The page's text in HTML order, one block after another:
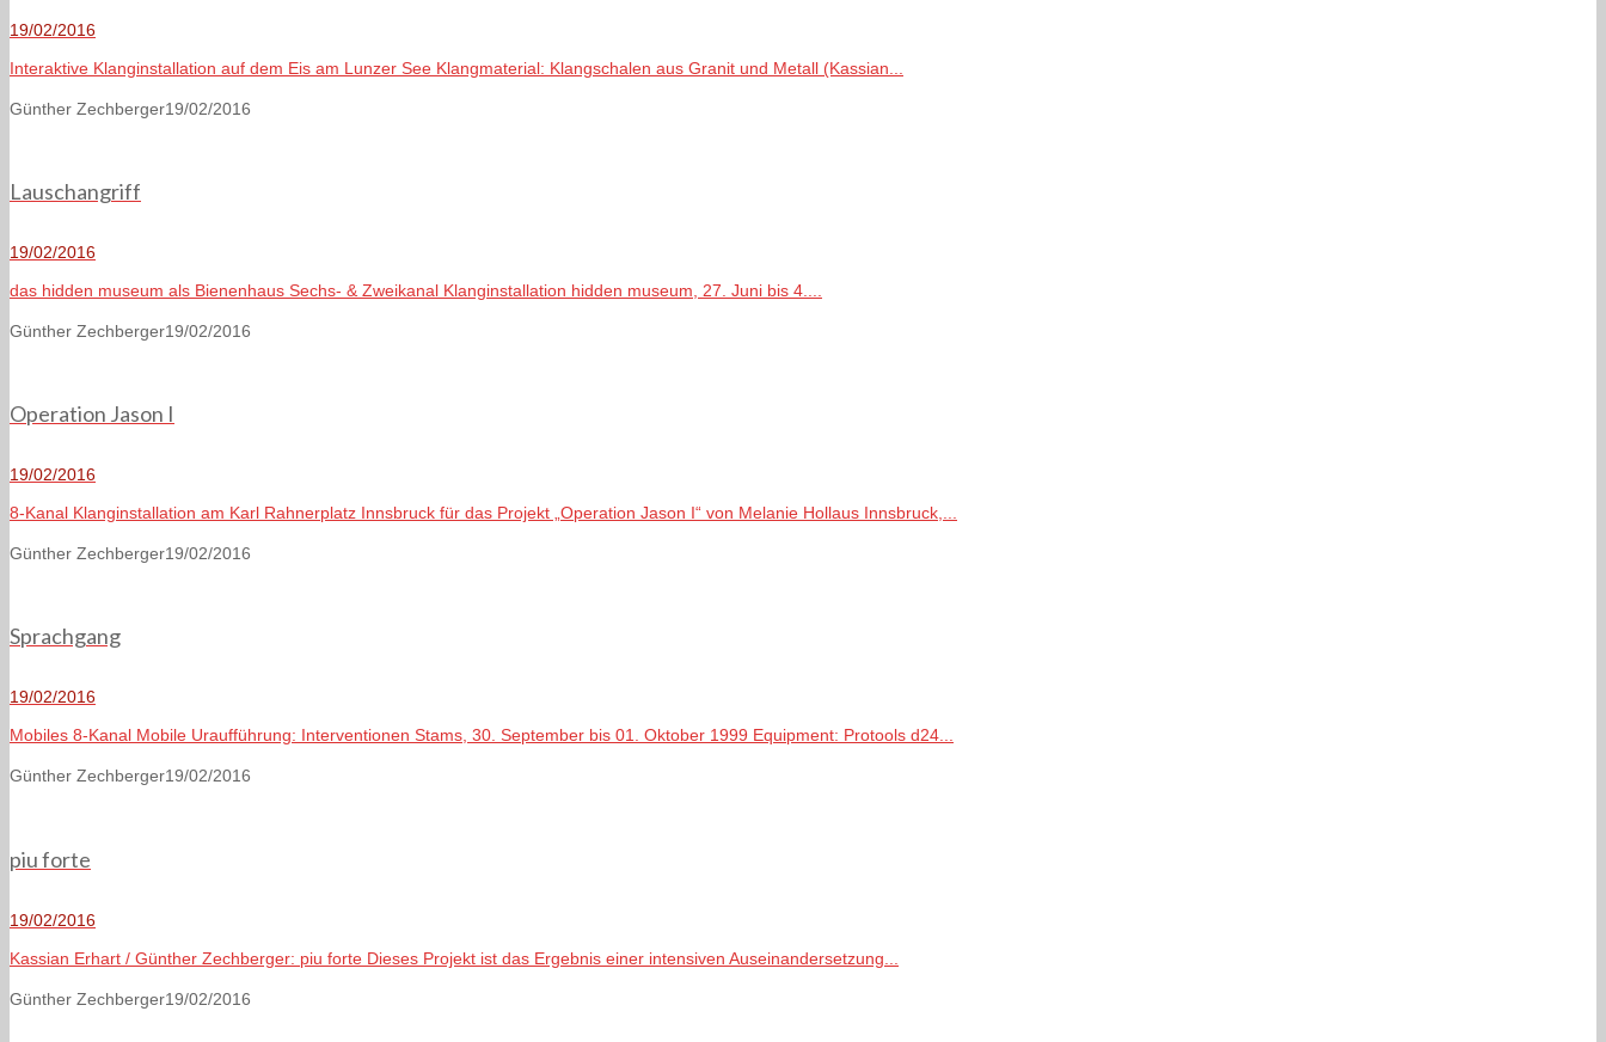
19/02/2016
Interaktive Klanginstallation auf dem Eis am Lunzer See Klangmaterial: Klangschalen aus Granit und Metall (Kassian...
Günther Zechberger19/02/2016
Lauschangriff
19/02/2016
das hidden museum als Bienenhaus Sechs- & Zweikanal Klanginstallation hidden museum, 27. Juni bis 4....
Günther Zechberger19/02/2016
Operation Jason I
19/02/2016
8-Kanal Klanginstallation am Karl Rahnerplatz Innsbruck für das Projekt „Operation Jason I“ von Melanie Hollaus Innsbruck,...
Günther Zechberger19/02/2016
Sprachgang
19/02/2016
Mobiles 8-Kanal Mobile Uraufführung: Interventionen Stams, 30. September bis 01. Oktober 1999 Equipment: Protools d24...
Günther Zechberger19/02/2016
piu forte
19/02/2016
Kassian Erhart / Günther Zechberger: piu forte Dieses Projekt ist das Ergebnis einer intensiven Auseinandersetzung...
Günther Zechberger19/02/2016